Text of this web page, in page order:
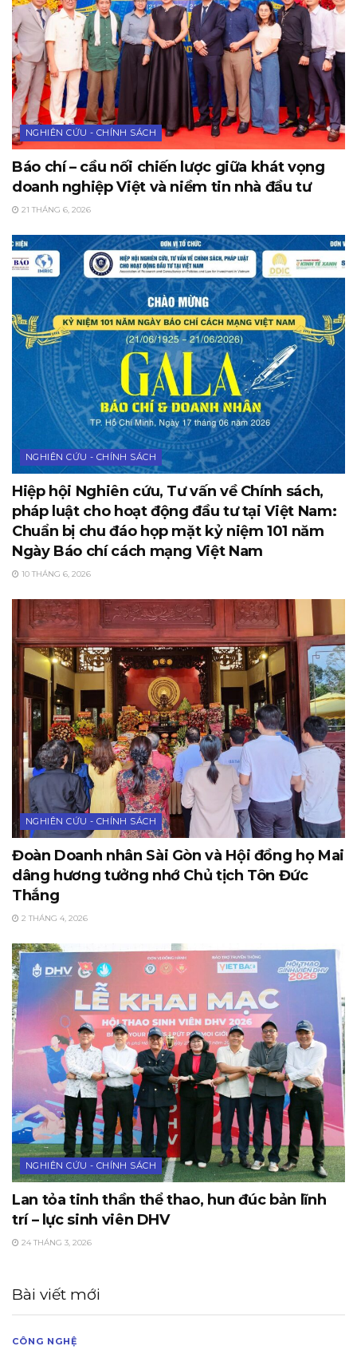
NGHIÊN CỨU - CHÍNH SÁCH
Báo chí – cầu nối chiến lược giữa khát vọng
doanh nghiệp Việt và niềm tin nhà đầu tư
21 THÁNG 6, 2026
NGHIÊN CỨU - CHÍNH SÁCH
Hiệp hội Nghiên cứu, Tư vấn về Chính sách,
pháp luật cho hoạt động đầu tư tại Việt Nam:
Chuẩn bị chu đáo họp mặt kỷ niệm 101 năm
Ngày Báo chí cách mạng Việt Nam
10 THÁNG 6, 2026
NGHIÊN CỨU - CHÍNH SÁCH
Đoàn Doanh nhân Sài Gòn và Hội đồng họ Mai
dâng hương tưởng nhớ Chủ tịch Tôn Đức
Thắng
2 THÁNG 4, 2026
NGHIÊN CỨU - CHÍNH SÁCH
Lan tỏa tinh thần thể thao, hun đúc bản lĩnh
trí – lực sinh viên DHV
24 THÁNG 3, 2026
Bài viết mới
CÔNG NGHỆ